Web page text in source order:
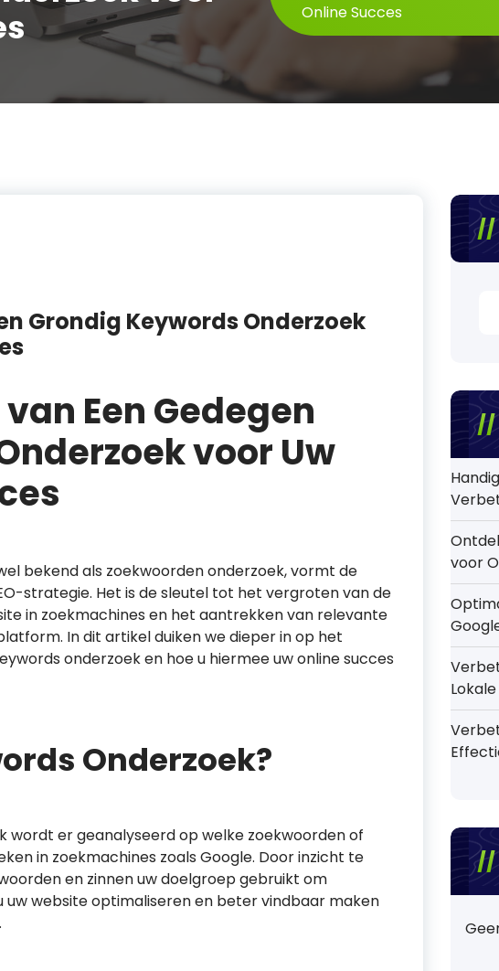
Online Succes
Grondig Keywords Onderzoek
Een Gedegen
voor Uw
bekend als zoekwoorden onderzoek, vormt de
strategie. Het is de sleutel tot het vergroten van de
in zoekmachines en het aantrekken van relevante
In dit artikel duiken we dieper in op het
onderzoek en hoe u hiermee uw online succes
Onderzoek?
wordt er geanalyseerd op welke zoekwoorden of
in zoekmachines zoals Google. Door inzicht te
en zinnen uw doelgroep gebruikt om
uw website optimaliseren en beter vindbaar maken
voor